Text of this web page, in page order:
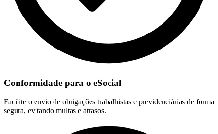
Conformidade para o eSocial
Facilite o envio de obrigações trabalhistas e previdenciárias de forma
segura, evitando multas e atrasos.